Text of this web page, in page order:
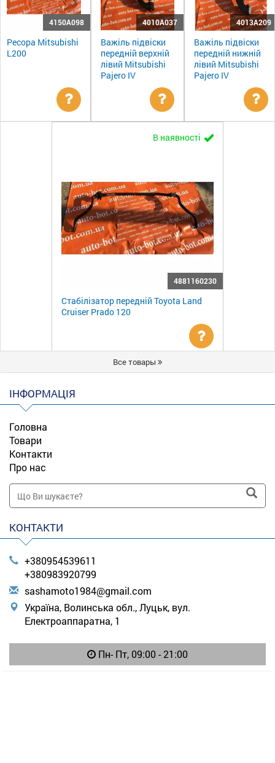
4150A098
Ресора Mitsubishi
L200
Уточнити
4010A037
Важіль підвіски
передній верхній
лівий Mitsubishi
Pajero IV
Уточнити
ціну
4013A209
Важіль підвіски
передній нижній
лівий Mitsubishi
Pajero IV
В наявності
4881160230
Стабілізатор передній Toyota Land
Cruiser Prado 120
Уточнити
ціну
Все товары
ІНФОРМАЦІЯ
Головна
Товари
Контакти
Про нас
КОНТАКТИ
+380954539611
+380983920799
sashamoto1984@gmail.com
Україна, Волинська обл., Луцьк, вул.
Електроаппаратна, 1
Пн- Пт, 09:00 - 21:00